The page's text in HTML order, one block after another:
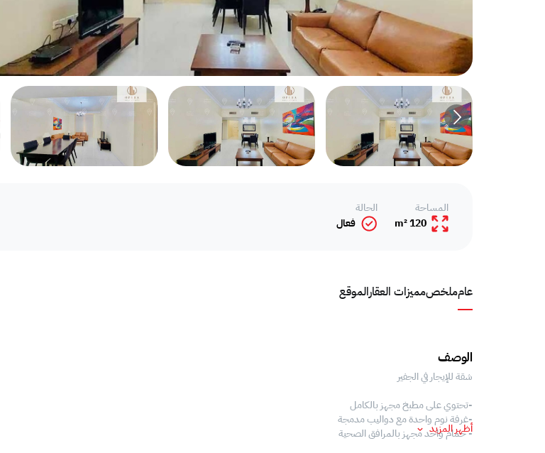
عامملخصمميزات العقارالموقع
المساحة
120 m²
الحالة
فعال
الوصف
شقة للإيجار في الجفير
-تحتوي على مطبخ مجهز بالكامل
-غرفة نوم واحدة مع دواليب مدمجة
- حمام واحد مجهز بالمرافق الصحية
أظهر المزيد